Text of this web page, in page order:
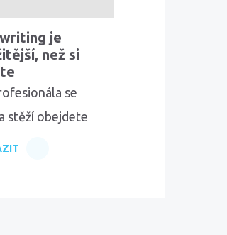
je
než si
se
stěží obejdete